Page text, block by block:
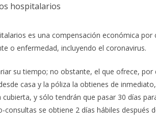
hospitalarios
es una compensación económica por
o enfermedad, incluyendo el coronavirus.
su tiempo; no obstante, el que ofrece,
casa y la póliza la obtienes de
y sólo tendrán que pasar 30 días
consultas se obtiene 2 días hábiles después